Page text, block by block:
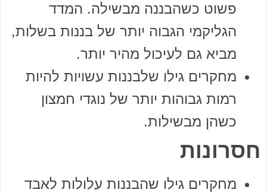
פשוט כשהבננה מבשילה. המדד
הגליקמי הגבוה יותר של בננות בשלות,
מביא גם לעיכול מהיר יותר.
מחקרים גילו שלבננות עשויות להיות
רמות גבוהות יותר של נוגדי חמצון
כשהן מבשילות.
חסרונות
מחקרים גילו שהבננות עלולות לאבד